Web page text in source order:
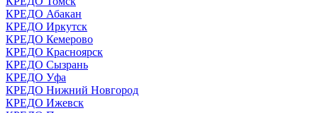
КРЕДО Абакан
КРЕДО Иркутск
КРЕДО Кемерово
КРЕДО Красноярск
КРЕДО Сызрань
КРЕДО Уфа
КРЕДО Нижний Новгород
КРЕДО Ижевск